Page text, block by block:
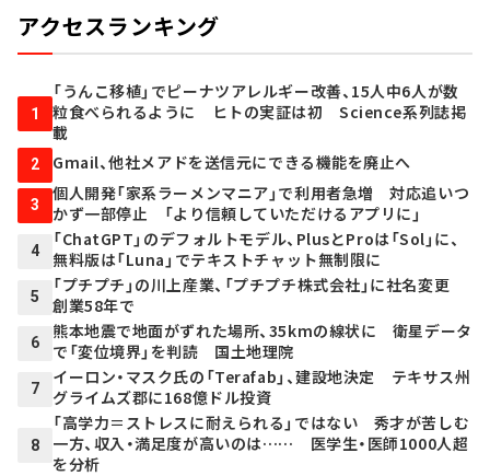
アクセスランキング
1
「うんこ移植」でピーナツアレルギー改善、15人中6人が数
粒食べられるように ヒトの実証は初 Science系列誌掲
載
2 Gmail、他社メアドを送信元にできる機能を廃止へ
3
個人開発「家系ラーメンマニア」で利用者急増 対応追いつ
かず一部停止 「より信頼していただけるアプリに」
4
「ChatGPT」のデフォルトモデル、PlusとProは「Sol」に、
無料版は「Luna」でテキストチャット無制限に
5
「プチプチ」の川上産業、「プチプチ株式会社」に社名変更
創業58年で
6
熊本地震で地面がずれた場所、35kmの線状に 衛星データ
で「変位境界」を判読 国土地理院
7
イーロン・マスク氏の「Terafab」、建設地決定 テキサス州
グライムズ郡に168億ドル投資
8
「高学力＝ストレスに耐えられる」ではない 秀才が苦しむ
一方、収入・満足度が高いのは…… 医学生・医師1000人超
を分析